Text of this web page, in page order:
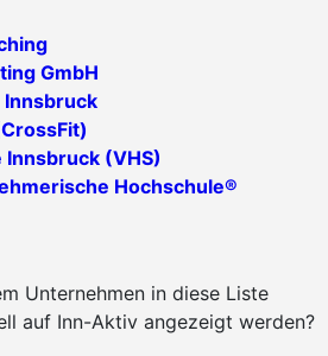
GmbH
Innsbruck
(VHS)
Hochschule®
Unternehmen in diese Liste
auf Inn-Aktiv angezeigt werden?